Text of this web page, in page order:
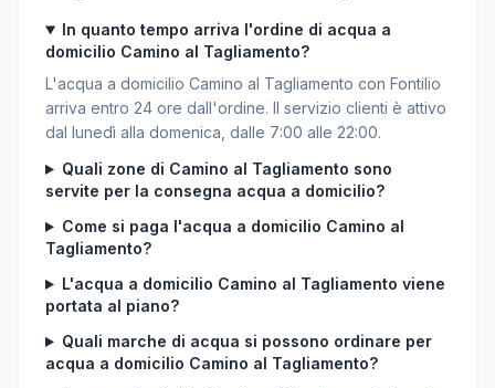
In quanto tempo arriva l'ordine di acqua a
domicilio Camino al Tagliamento?
L'acqua a domicilio Camino al Tagliamento con Fontilio
arriva entro 24 ore dall'ordine. Il servizio clienti è attivo
dal lunedì alla domenica, dalle 7:00 alle 22:00.
Quali zone di Camino al Tagliamento sono
servite per la consegna acqua a domicilio?
Come si paga l'acqua a domicilio Camino al
Tagliamento?
L'acqua a domicilio Camino al Tagliamento viene
portata al piano?
Quali marche di acqua si possono ordinare per
acqua a domicilio Camino al Tagliamento?